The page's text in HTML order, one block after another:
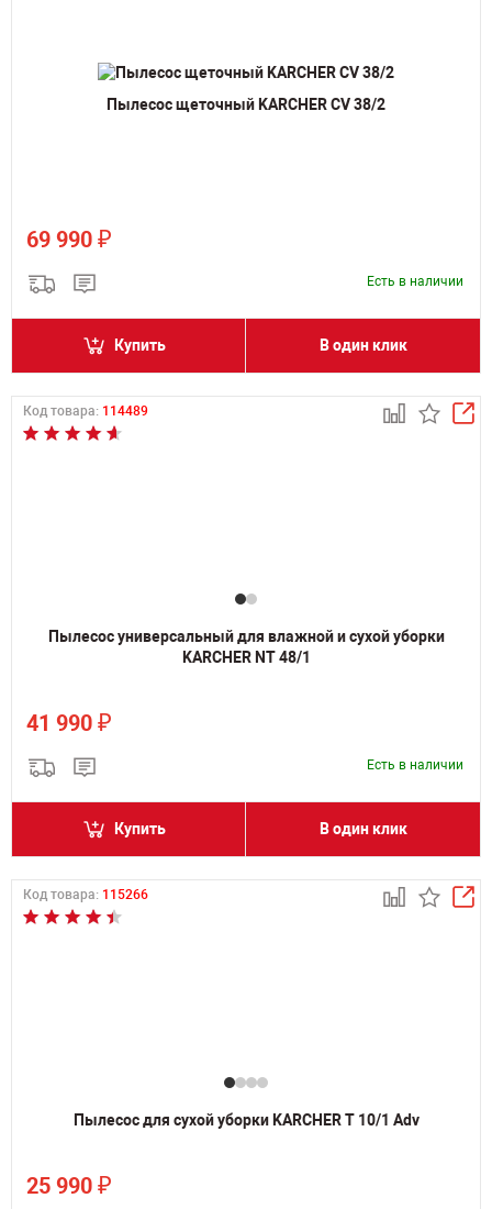
Пылесос щеточный KARCHER CV 38/2
69 990 ₽
Есть в наличии
Купить В один клик
Код товара: 114489
Пылесос универсальный для влажной и сухой уборки
KARCHER NT 48/1
41 990 ₽
Есть в наличии
Купить В один клик
Код товара: 115266
Пылесос для сухой уборки KARCHER T 10/1 Adv
25 990 ₽